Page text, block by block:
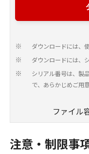
※ ダウンロードには、
※ ダウンロードには、
※
シリアル番号は、製
で、あらかじめご用
ファイ
注意・制限事